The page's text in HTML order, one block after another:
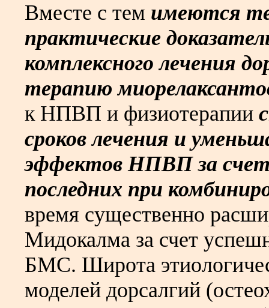
Вместе с тем имеются
практические
комплексного лечения
терапию
к НПВП и физиотерапии
сроков лечения и
эффектов НПВП за счет
последних при
время существенно
Мидокалма за счет
БМС. Широта
моделей дорсалгий